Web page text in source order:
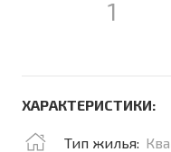
1
ХАРАКТЕРИСТИКИ:
Тип жилья: